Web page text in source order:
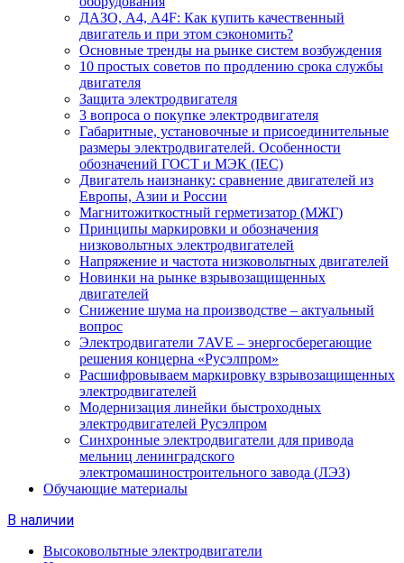
ДАЗО, А4, А4F: Как купить качественный
двигатель и при этом сэкономить?
Основные тренды на рынке систем возбуждения
10 простых советов по продлению срока службы
двигателя
Защита электродвигателя
3 вопроса о покупке электродвигателя
Габаритные, установочные и присоединительные
размеры электродвигателей. Особенности
обозначений ГОСТ и МЭК (IEC)
Двигатель наизнанку: сравнение двигателей из
Европы, Азии и России
Магнитожиткостный герметизатор (МЖГ)
Принципы маркировки и обозначения
низковольтных электродвигателей
Напряжение и частота низковольтных двигателей
Новинки на рынке взрывозащищенных
двигателей
Снижение шума на производстве – актуальный
вопрос
Электродвигатели 7AVE – энергосберегающие
решения концерна «Русэлпром»
Расшифровываем маркировку взрывозащищенных
электродвигателей
Модернизация линейки быстроходных
электродвигателей Русэлпром
Синхронные электродвигатели для привода
мельниц ленинградского
электромашиностроительного завода (ЛЭЗ)
Обучающие материалы
В наличии
Высоковольтные электродвигатели